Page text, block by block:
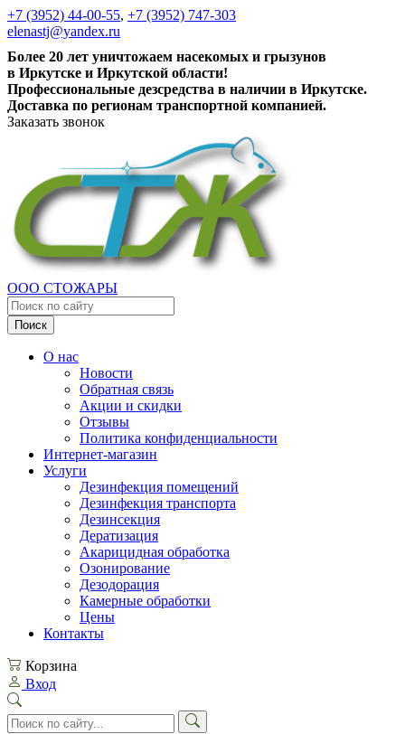
+7 (3952) 44-00-55, +7 (3952) 747-303
elenastj@yandex.ru
Более 20 лет уничтожаем насекомых и грызунов
в Иркутске и Иркутской области!
Профессиональные дезсредства в наличии в Иркутске.
Доставка по регионам транспортной компанией.
Заказать звонок
ООО СТОЖАРЫ
Поиск
О нас
Новости
Обратная связь
Акции и скидки
Отзывы
Политика конфиденциальности
Интернет-магазин
Услуги
Дезинфекция помещений
Дезинфекция транспорта
Дезинсекция
Дератизация
Акарицидная обработка
Озонирование
Дезодорация
Камерные обработки
Цены
Контакты
Корзина
Вход